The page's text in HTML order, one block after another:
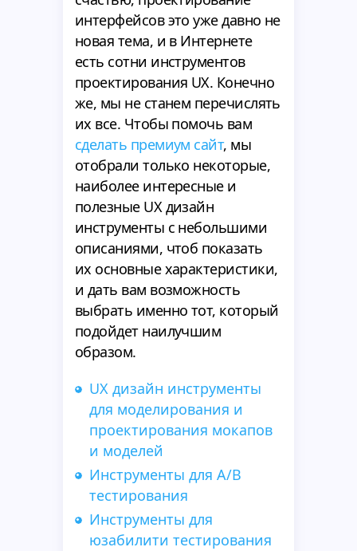
интерфейсов это уже давно не
новая тема, и в Интернете
есть сотни инструментов
проектирования UX. Конечно
же, мы не станем перечислять
их все. Чтобы помочь вам
сделать премиум сайт, мы
отобрали только некоторые,
наиболее интересные и
полезные UX дизайн
инструменты с небольшими
описаниями, чтоб показать
их основные характеристики,
и дать вам возможность
выбрать именно тот, который
подойдет наилучшим
образом.
UX дизайн инструменты
для моделирования и
проектирования мокапов
и моделей
Инструменты для A/B
тестирования
Инструменты для
юзабилити тестирования